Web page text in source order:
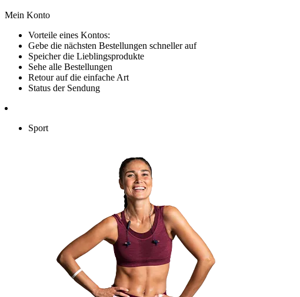
Mein Konto
Vorteile eines Kontos:
Gebe die nächsten Bestellungen schneller auf
Speicher die Lieblingsprodukte
Sehe alle Bestellungen
Retour auf die einfache Art
Status der Sendung
Sport